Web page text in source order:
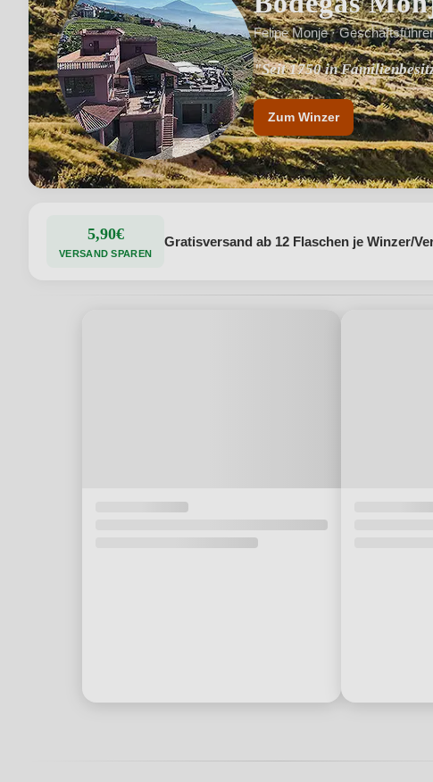
Felipe Monje · Geschäftsführer
"Seit 1750 in
Zum Winzer
5,90€
VERSAND SPAREN
Gratisversand ab 12 Flaschen je Winzer/